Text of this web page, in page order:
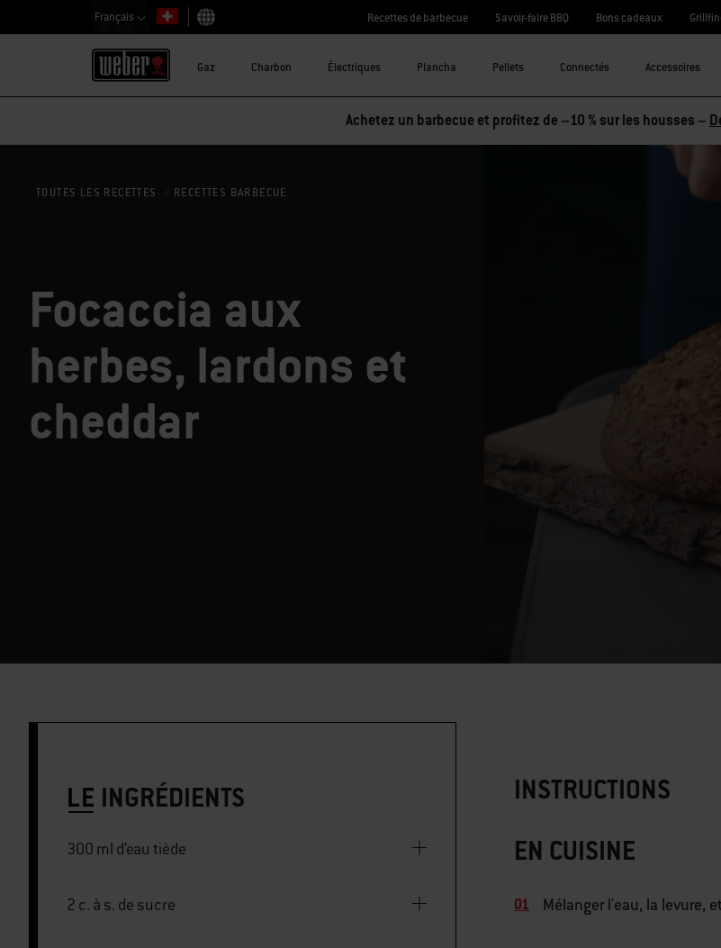
Français
Choisir un pays
Recettes de barbecue Savoir-faire BBQ Bons cadeaux
Gaz Charbon Électriques Plancha Pellets Connectés Accessoires
Achetez un barbecue et profitez de –10 % sur les housses –
TOUTES LES RECETTES RECETTES BARBECUE
Focaccia aux
herbes, lardons et
cheddar
LE INGRÉDIENTS
300 ml d’eau tiède
2 c. à s. de sucre
INSTRUCTIONS
EN CUISINE
Mélanger l'eau, la levure,